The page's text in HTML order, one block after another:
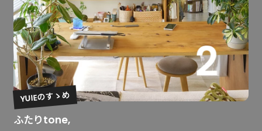
YUIEのすゝめ
ふたりtone,